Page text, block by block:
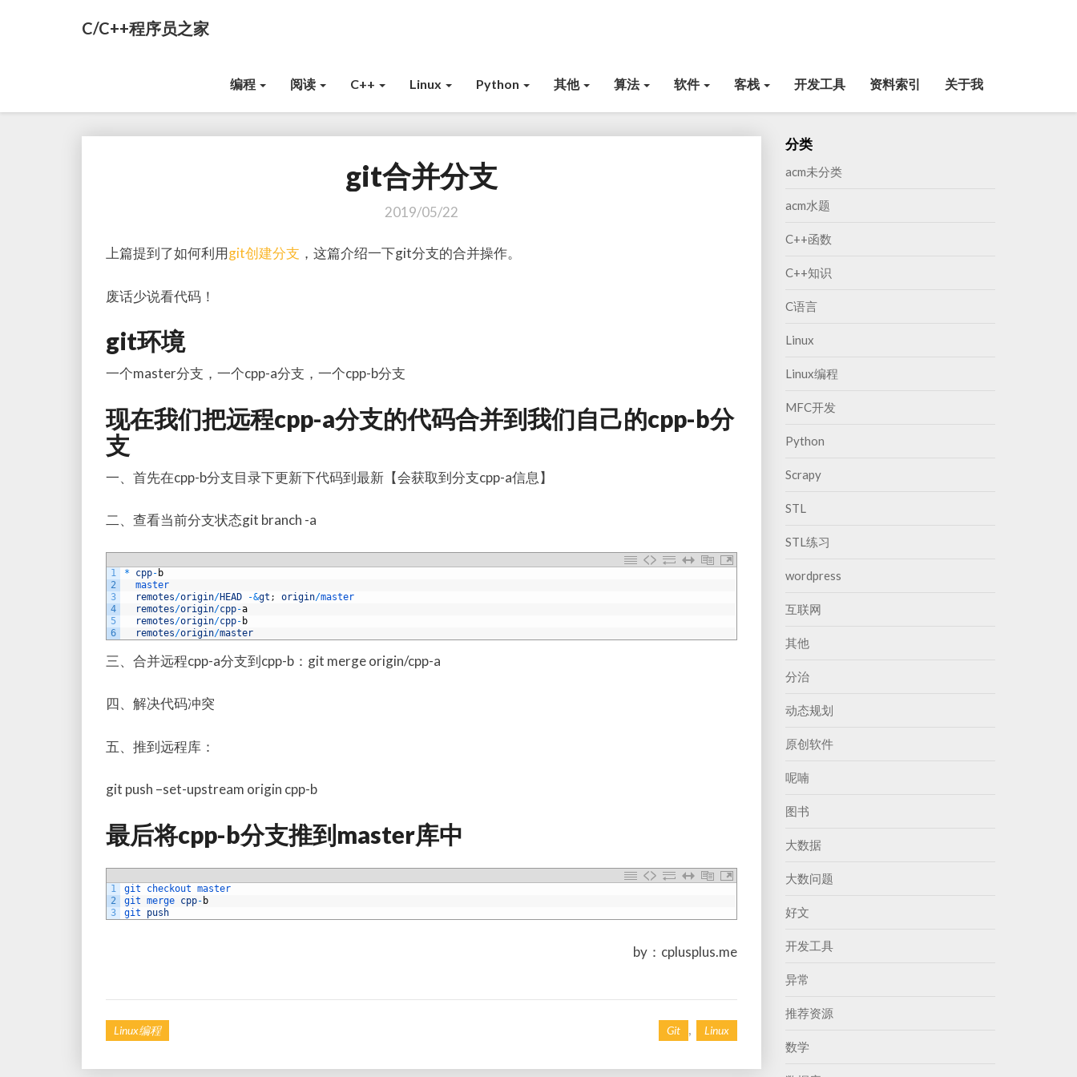
C/C++程序员之家
编程 阅读 C++ Linux Python 其他 算法 软件 客栈 开发工具 资料索引 关于我
g
i
t
并
git合并分支
2019/05/22
上篇提到了如何利用git创建分支 ，这篇介绍一下git分支的合并操作。
废话少说看代码！
git环境
一个master分支，一个cpp-a分支，一个cpp-b分支
现在我们把远程cpp-a分支的代码合并到我们自己的cpp-b分
支
一、首先在cpp-b分支目录下更新下代码到最新【会获取到分支cpp-a信息】
二、查看当前分支状态git branch -a
1
2
3
4
5
6
* cpp- b
master
remotes/origin/HEAD -&gt ; origin/master
remotes/origin/cpp-a
remotes/origin/cpp- b
remotes/origin/master
三、合并远程cpp-a分支到cpp-b： git merge origin/cpp-a
四、解决代码冲突
五、推到远程库：
git push –set-upstream origin cpp-b
最后将cpp-b分支推到master库中
1
2
3
git checkout master
git merge cpp- b
git push
by：cplusplus.me
Linux编程 Git , Linux
分类
acm未分类
acm水题
C++函数
C++知识
C语言
Linux
Linux编程
MFC开发
Python
Scrapy
STL
STL练习
wordpress
互联网
其他
分治
动态规划
原创软件
呢喃
图书
大数据
大数问题
好文
开发工具
异常
推荐资源
数学